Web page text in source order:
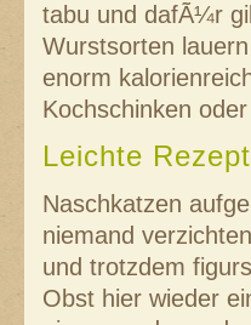
tabu und dafÃ¼r
Wurstsorten
enorm
Kochschinken
Leichte
Naschkatzen
niemand
und trotzdem
Obst hier wieder